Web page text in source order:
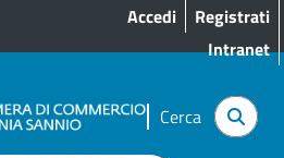
Menu profilo utente
Accedi
Registrati
Intranet
Cerca